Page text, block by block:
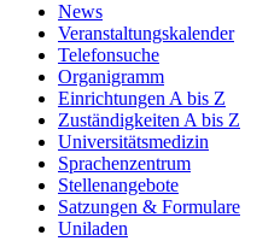
News
Veranstaltungskalender
Telefonsuche
Organigramm
Einrichtungen A bis Z
Zuständigkeiten A bis Z
Universitätsmedizin
Sprachenzentrum
Stellenangebote
Satzungen & Formulare
Uniladen